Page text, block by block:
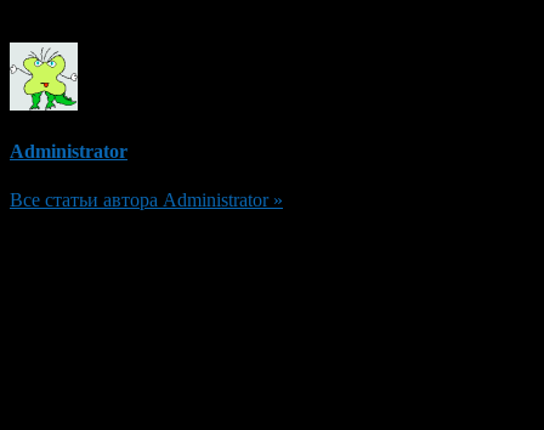
Administrator
Все статьи автора Administrator »